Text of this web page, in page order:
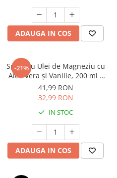
ADAUGA IN COS
-21%
Spray cu Ulei de Magneziu cu
Aloe Vera și Vanilie, 200 ml –
Relaxare și Revitalizare
41,99 RON
32,99 RON
IN STOC
ADAUGA IN COS